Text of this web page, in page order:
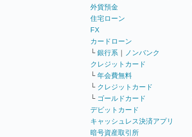
外貨預金
住宅ローン
FX
カードローン
└ 銀行系 ｜
ノンバンク
クレジットカード
└ 年会費無料
└ クレジットカード
└ ゴールドカード
デビットカード
キャッシュレス決済アプリ
暗号資産取引所